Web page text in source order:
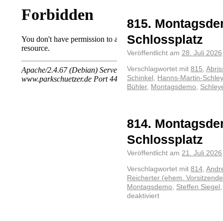
815.
Schlossplatz
Veröffentlicht am 28. Juli 2026
Verschlagwortet mit 815,
Schinkel , Hanns-Martin-
Bühler, Montagsdemo,
814.
Schlossplatz
Veröffentlicht am 21. Juli 2026
Verschlagwortet mit 814,
Reicherter (ehem.
Montagsdemo, Steffen Siegel
deaktiviert